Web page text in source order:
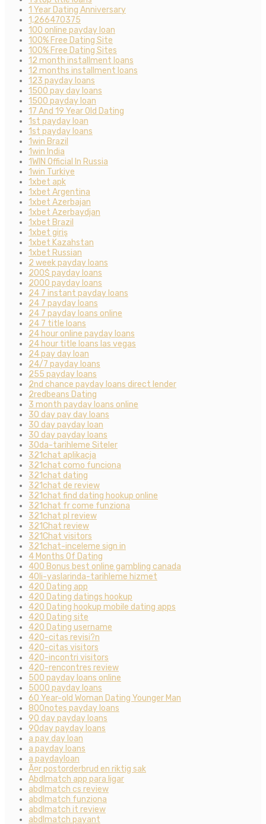
1 Year Dating Anniversary
1,266470375
100 online payday loan
100% Free Dating Site
100% Free Dating Sites
12 month installment loans
12 months installment loans
123 payday loans
1500 pay day loans
1500 payday loan
17 And 19 Year Old Dating
1st payday loan
1st payday loans
1win Brazil
1win India
1WIN Official In Russia
1win Turkiye
1xbet apk
1xbet Argentina
1xbet Azerbajan
1xbet Azerbaydjan
1xbet Brazil
1xbet giriş
1xbet Kazahstan
1xbet Russian
2 week payday loans
200$ payday loans
2000 payday loans
24 7 instant payday loans
24 7 payday loans
24 7 payday loans online
24 7 title loans
24 hour online payday loans
24 hour title loans las vegas
24 pay day loan
24/7 payday loans
255 payday loans
2nd chance payday loans direct lender
2redbeans Dating
3 month payday loans online
30 day pay day loans
30 day payday loan
30 day payday loans
30da-tarihleme Siteler
321chat aplikacja
321chat como funciona
321chat dating
321chat de review
321chat find dating hookup online
321chat fr come funziona
321chat pl review
321Chat review
321Chat visitors
321chat-inceleme sign in
4 Months Of Dating
400 Bonus best online gambling canada
40li-yaslarinda-tarihleme hizmet
420 Dating app
420 Dating datings hookup
420 Dating hookup mobile dating apps
420 Dating site
420 Dating username
420-citas revisi?n
420-citas visitors
420-incontri visitors
420-rencontres review
500 payday loans online
5000 payday loans
60 Year-old Woman Dating Younger Man
800notes payday loans
90 day payday loans
90day payday loans
a pay day loan
a payday loans
a paydayloan
Ã¤r postorderbrud en riktig sak
Abdlmatch app para ligar
abdlmatch cs review
abdlmatch funziona
abdlmatch it review
abdlmatch payant